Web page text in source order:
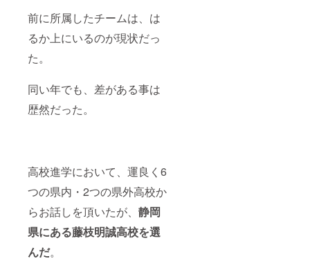
前に所属したチームは、は
るか上にいるのが現状だっ
た。
同い年でも、差がある事は
歴然だった。
高校進学において、運良く6
つの県内・2つの県外高校か
らお話しを頂いたが、 静岡
県にある藤枝明誠高校を選
んだ。